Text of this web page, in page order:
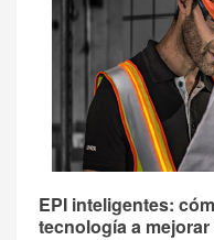
EPI inteligentes:
tecnología a